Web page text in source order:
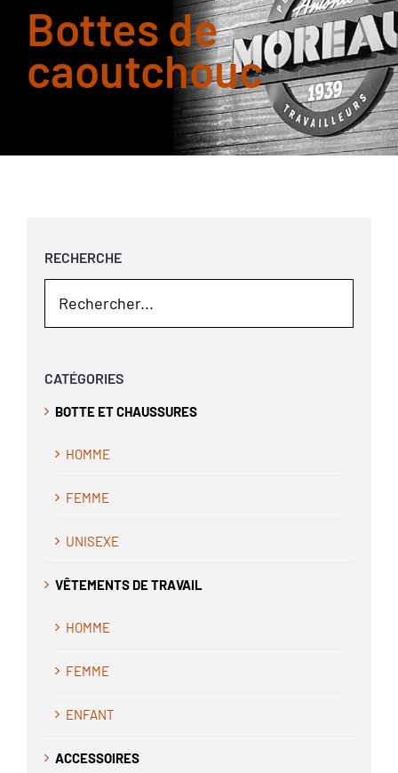
BOTTES ET CHAUSSURES
ACCESSOIRES
LES DEALS DE YOURI
Bottes de
caoutchouc
RECHERCHE
CATÉGORIES
BOTTE ET CHAUSSURES
HOMME
FEMME
UNISEXE
VÊTEMENTS DE TRAVAIL
HOMME
FEMME
ENFANT
ACCESSOIRES